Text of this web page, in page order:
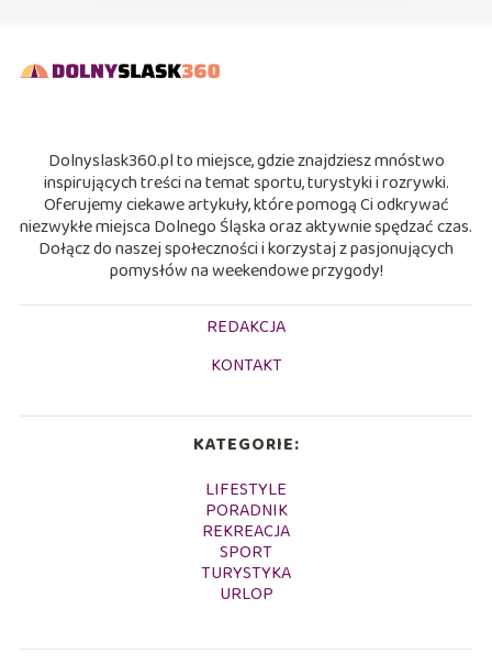
Dolnyslask360.pl to miejsce, gdzie znajdziesz mnóstwo
inspirujących treści na temat sportu, turystyki i rozrywki.
Oferujemy ciekawe artykuły, które pomogą Ci odkrywać
niezwykłe miejsca Dolnego Śląska oraz aktywnie spędzać czas.
Dołącz do naszej społeczności i korzystaj z pasjonujących
pomysłów na weekendowe przygody!
REDAKCJA
KONTAKT
KATEGORIE:
LIFESTYLE
PORADNIK
REKREACJA
SPORT
TURYSTYKA
URLOP